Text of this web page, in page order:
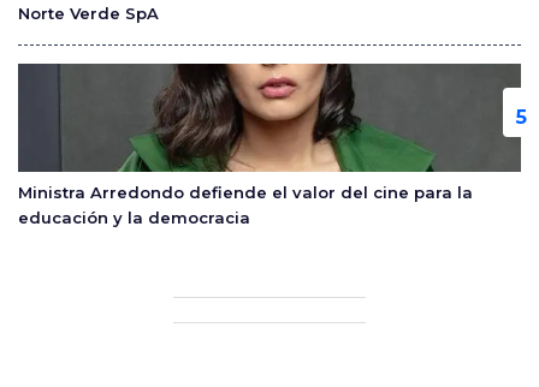
Norte Verde SpA
Ministra Arredondo defiende el valor del cine para la
educación y la democracia